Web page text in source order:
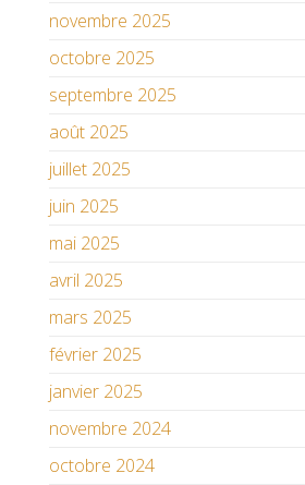
novembre 2025
octobre 2025
septembre 2025
août 2025
juillet 2025
juin 2025
mai 2025
avril 2025
mars 2025
février 2025
janvier 2025
novembre 2024
octobre 2024